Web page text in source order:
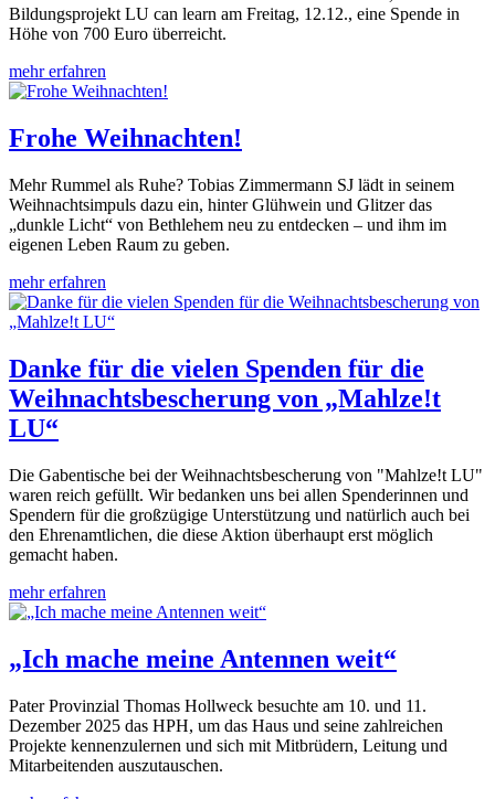
Bildungsprojekt LU can learn am Freitag, 12.12., eine Spende in
Höhe von 700 Euro überreicht.
mehr erfahren
Frohe Weihnachten!
Mehr Rummel als Ruhe? Tobias Zimmermann SJ lädt in seinem
Weihnachtsimpuls dazu ein, hinter Glühwein und Glitzer das
„dunkle Licht“ von Bethlehem neu zu entdecken – und ihm im
eigenen Leben Raum zu geben.
mehr erfahren
Danke für die vielen Spenden für die
Weihnachtsbescherung von „Mahlze!t
LU“
Die Gabentische bei der Weihnachtsbescherung von "Mahlze!t LU"
waren reich gefüllt. Wir bedanken uns bei allen Spenderinnen und
Spendern für die großzügige Unterstützung und natürlich auch bei
den Ehrenamtlichen, die diese Aktion überhaupt erst möglich
gemacht haben.
mehr erfahren
„Ich mache meine Antennen weit“
Pater Provinzial Thomas Hollweck besuchte am 10. und 11.
Dezember 2025 das HPH, um das Haus und seine zahlreichen
Projekte kennenzulernen und sich mit Mitbrüdern, Leitung und
Mitarbeitenden auszutauschen.